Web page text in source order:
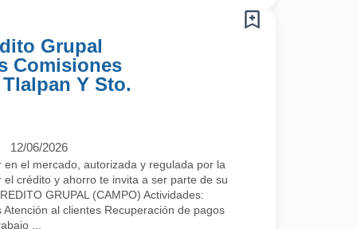
Grupal
Comisiones
Y Sto.
12/06/2026
en el mercado, autorizada y regulada por la
crédito y ahorro te invita a ser parte de su
GRUPAL (CAMPO) Actividades:
al clientes Recuperación de pagos
...